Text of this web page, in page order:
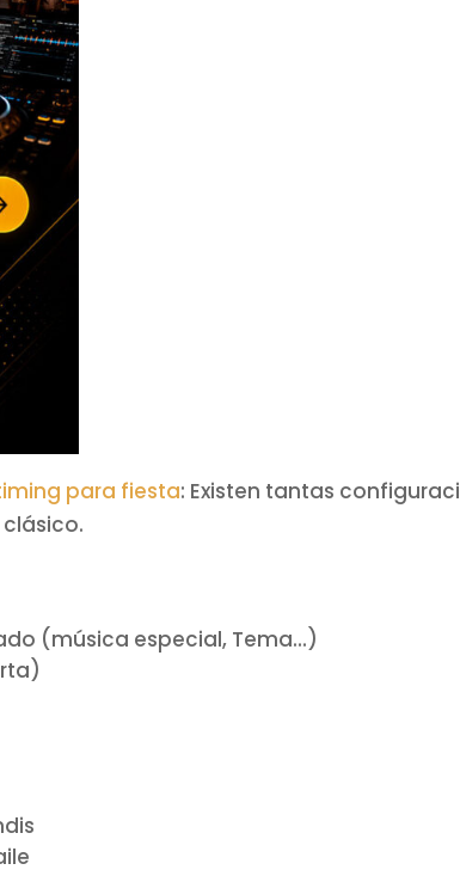
para fiesta: Existen tantas
(música especial, Tema...)